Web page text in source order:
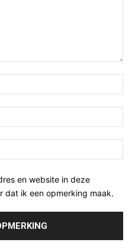
en website in deze
dat ik een opmerking maak.